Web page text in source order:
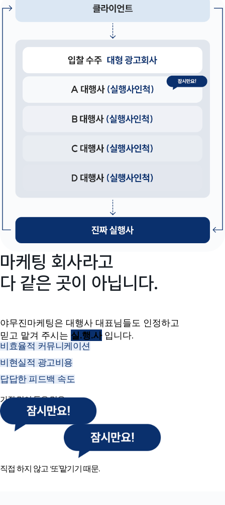
마케팅 회사라고
다 같은 곳이 아닙니다.
야무진마케팅은 대행사 대표님들도 인정하고
믿고 맡겨 주시는 실.행.사입니다.
비효율적 커뮤니케이션
비현실적 광고비용
답답한 피드백 속도
가장 많이 들은 말은
직접 하지 않고 ‘또’맡기기 때문.